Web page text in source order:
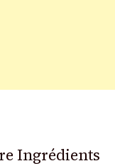
Ingrédients